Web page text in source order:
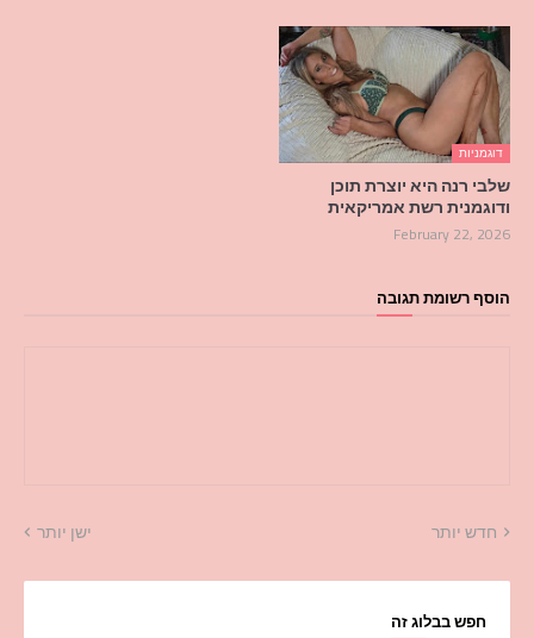
דוגמניות
שלבי רנה היא יוצרת תוכן
ודוגמנית רשת אמריקאית
February 22, 2026
הוסף רשומת תגובה
חדש יותר ישן יותר
חפש בבלוג זה